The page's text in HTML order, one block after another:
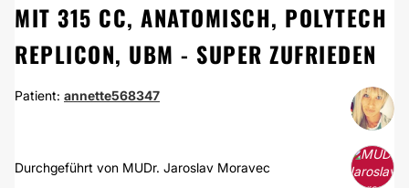
IT 315 CC, ANATOMISCH, POLYTECH R
EPLICON, UBM - SUPER ZUFRIEDEN
Patient: annette568347
Durchgeführt von MUDr. Jaroslav Moravec